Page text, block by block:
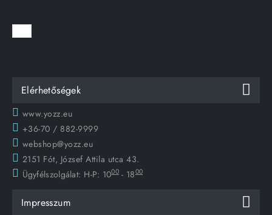
Elérhetőségek
www.yozz.eu
+36-70 / 882-9999
webshop@yozz.eu
2151 Fót, József Attila utca 43.
Ügyfélszolgálat: H-P: 1000 - 1800
Impresszum